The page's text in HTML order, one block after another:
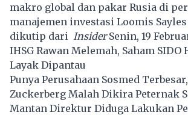
makro global dan pakar Rusia di
manajemen investasi Loomis
dikutip dari InsiderSenin, 19
IHSG Rawan Melemah, Saham SIDO
Layak Dipantau
Punya Perusahaan Sosmed
Zuckerberg Malah Dikira Peternak
Mantan Direktur Diduga Lakukan